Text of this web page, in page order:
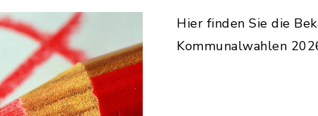
Hier finden Sie die
Kommunalwahlen